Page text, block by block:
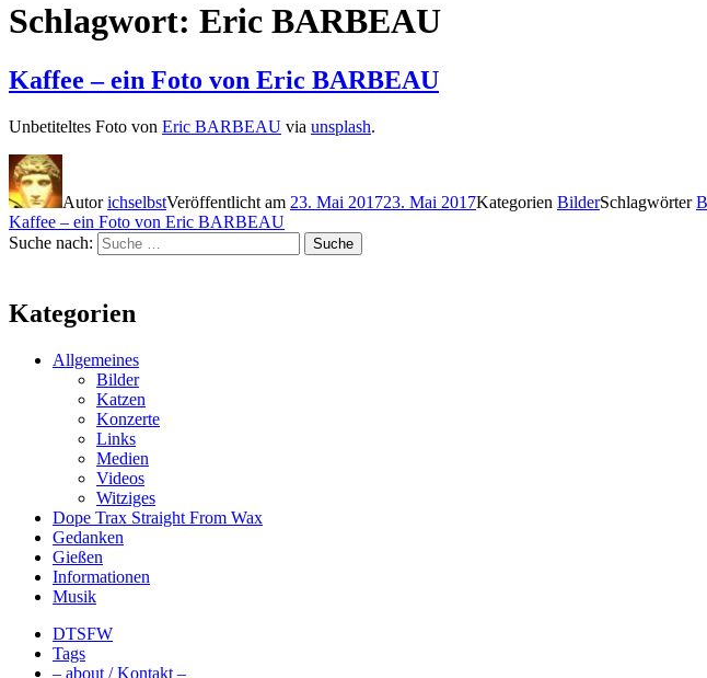
Schlagwort: Eric BARBEAU
Kaffee – ein Foto von Eric BARBEAU
Unbetiteltes Foto von Eric BARBEAU via unsplash.
AutorichselbstVeröffentlicht am 23. Mai 201723. Mai 2017Kategorien BilderSchlagwörter
Kaffee – ein Foto von Eric BARBEAU
Suche nach:
Suche
Kategorien
Allgemeines
Bilder
Katzen
Konzerte
Links
Medien
Videos
Witziges
Dope Trax Straight From Wax
Gedanken
Gießen
Informationen
Musik
DTSFW
Tags
– about / Kontakt –